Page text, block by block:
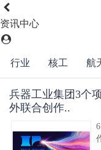
资讯中心
行业 核工 航
兵器工业集团3个
外联合创作..